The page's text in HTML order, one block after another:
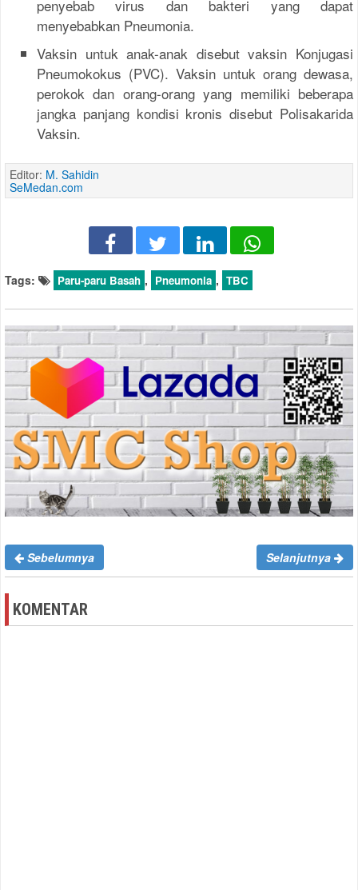
penyebab virus dan bakteri yang dapat
menyebabkan Pneumonia.
Vaksin untuk anak-anak disebut vaksin Konjugasi
Pneumokokus (PVC). Vaksin untuk orang dewasa,
perokok dan orang-orang yang memiliki beberapa
jangka panjang kondisi kronis disebut Polisakarida
Vaksin.
Editor: M. Sahidin
SeMedan.com
Tags: Paru-paru Basah , Pneumonia , TBC
Sebelumnya Selanjutnya
KOMENTAR